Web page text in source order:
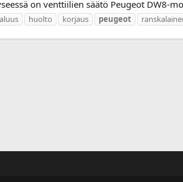
on venttiilien säätö Peugeot DW8-
huolto korjaus peugeot